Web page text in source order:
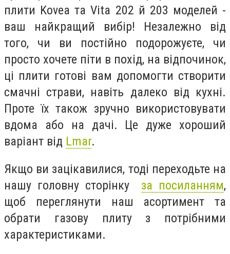
плити Kovea та Vita 202 й 203 моделей -
ваш найкращий вибір! Незалежно від
того, чи ви постійно подорожуєте, чи
просто хочете піти в похід, на відпочинок,
ці плити готові вам допомогти створити
смачні страви, навіть далеко від кухні.
Проте їх також зручно використовувати
вдома або на дачі. Це дуже хороший
варіант від Lmar.
Якщо ви зацікавилися, тоді переходьте на
нашу головну сторінку за посиланням,
щоб переглянути наш асортимент та
обрати газову плиту з потрібними
характеристиками.